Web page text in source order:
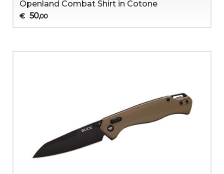
Openland Combat Shirt in Cotone
€ 50,00